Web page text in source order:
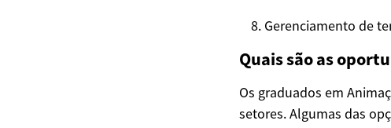
Gerenciamento de
Quais são as
Os graduados em
setores. Algumas das